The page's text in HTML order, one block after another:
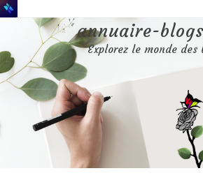
Aller
au
annuaire-
Explorez le monde des